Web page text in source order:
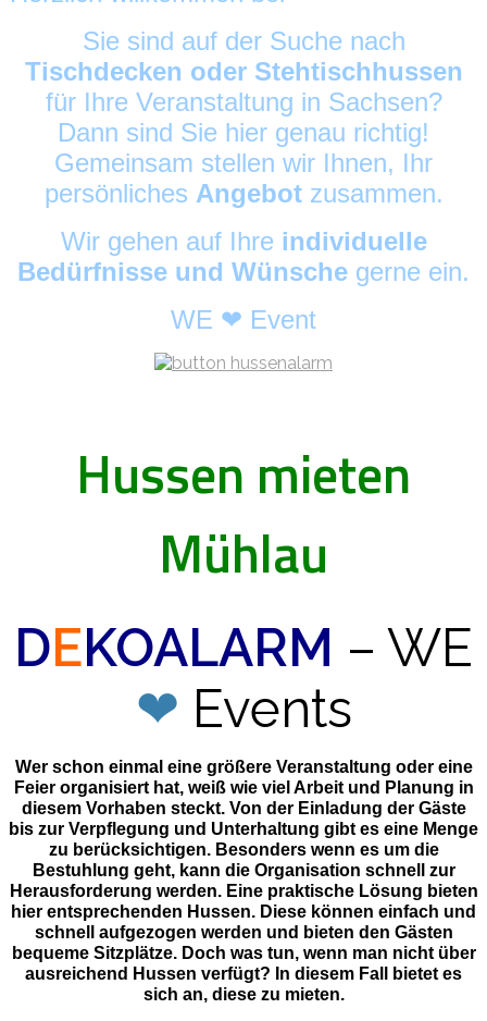
Sie sind auf der Suche nach
Tischdecken oder Stehtischhussen
für Ihre Veranstaltung in Sachsen?
Dann sind Sie hier genau richtig!
Gemeinsam stellen wir Ihnen, Ihr
persönliches Angebot zusammen.
Wir gehen auf Ihre individuelle
Bedürfnisse und Wünsche gerne ein.
WE ❤ Event
Hussen mieten
Mühlau
DEKOALARM – WE
❤ Events
Wer schon einmal eine größere Veranstaltung oder eine
Feier organisiert hat, weiß wie viel Arbeit und Planung in
diesem Vorhaben steckt. Von der Einladung der Gäste
bis zur Verpflegung und Unterhaltung gibt es eine Menge
zu berücksichtigen. Besonders wenn es um die
Bestuhlung geht, kann die Organisation schnell zur
Herausforderung werden. Eine praktische Lösung bieten
hier entsprechenden Hussen. Diese können einfach und
schnell aufgezogen werden und bieten den Gästen
bequeme Sitzplätze. Doch was tun, wenn man nicht über
ausreichend Hussen verfügt? In diesem Fall bietet es
sich an, diese zu mieten.